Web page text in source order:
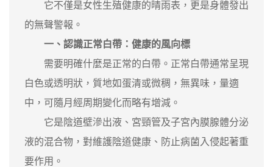
它不僅是女性生殖健康的晴雨表，更是身體發出
的無聲警報。
一、認識正常白帶：健康的風向標
需要明確什麼是正常的白帶。正常白帶通常呈現
白色或透明狀，質地如蛋清或微稠，無異味，量適
中，可隨月經周期變化而略有增減。
它是陰道壁滲出液、宮頸管及子宮內膜腺體分泌
液的混合物，對維護陰道健康、防止病菌入侵起著重
要作用。